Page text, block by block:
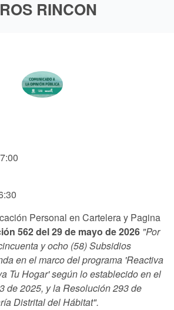
RINCON
Personal en Cartelera y Pagina
562 del 29 de mayo de 2026 "Por
y ocho (58) Subsidios
en el marco del programa 'Reactiva
Tu Hogar' según lo establecido en el
de 2025, y la Resolución 293 de
Distrital del Hábitat".